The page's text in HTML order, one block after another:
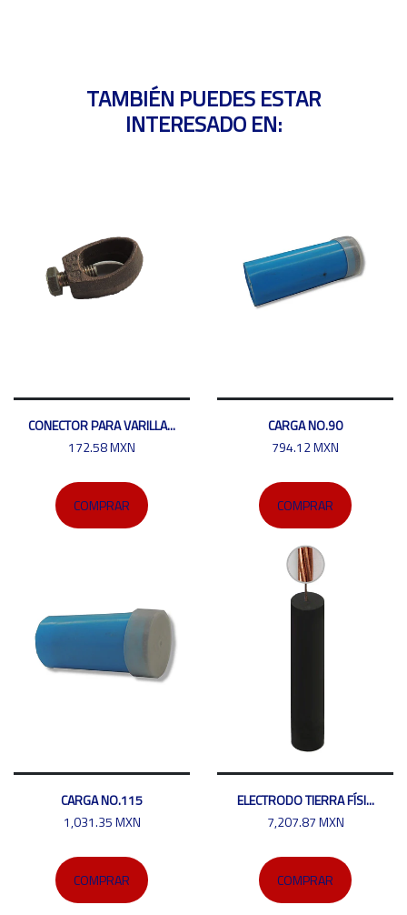
TAMBIÉN PUEDES ESTAR
INTERESADO EN:
CONECTOR PARA VARILLA...
172.58 MXN
COMPRAR
CARGA NO.90
794.12 MXN
COMPRAR
CARGA NO.115
1,031.35 MXN
COMPRAR
ELECTRODO TIERRA FÍSI...
7,207.87 MXN
COMPRAR